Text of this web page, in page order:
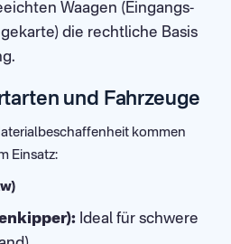
Waagen (Eingangs-
die rechtliche Basis
und Fahrzeuge
kommen
Einsatz:
Ideal für schwere